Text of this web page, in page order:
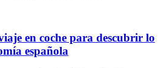
en coche para descubrir lo
española